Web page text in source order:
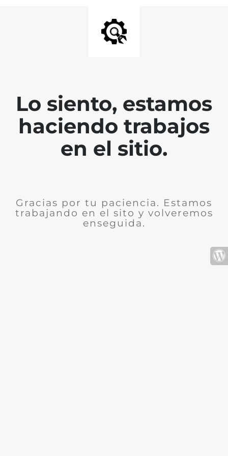
Lo siento, estamos
haciendo trabajos
en el sitio.
Gracias por tu paciencia. Estamos
trabajando en el sito y volveremos
enseguida.